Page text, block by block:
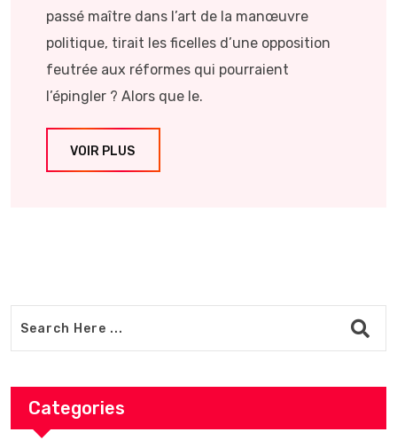
passé maître dans l’art de la manœuvre
politique, tirait les ficelles d’une opposition
feutrée aux réformes qui pourraient
l’épingler ? Alors que le.
VOIR PLUS
Categories